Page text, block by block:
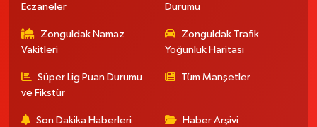
Eczaneler
Durumu
Zonguldak Namaz
Vakitleri
Zonguldak Trafik
Yoğunluk Haritası
Süper Lig Puan Durumu
ve Fikstür
Tüm Manşetler
Son Dakika Haberleri Haber Arşivi